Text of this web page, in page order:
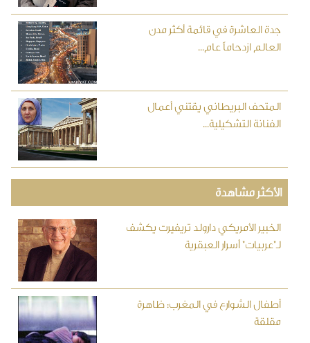
جدة العاشرة في قائمة أكثر مدن
العالم ازدحاماً عام...
المتحف البريطاني يقتني أعمال
الفنانة التشكيلية...
الأكثر مشاهدة
الخبير الأمريكي دارولد تريفيرت يكشف
لـ"عربيات" أسرار العبقرية
أطفال الشوارع في المغرب: ظاهرة
مقلقة